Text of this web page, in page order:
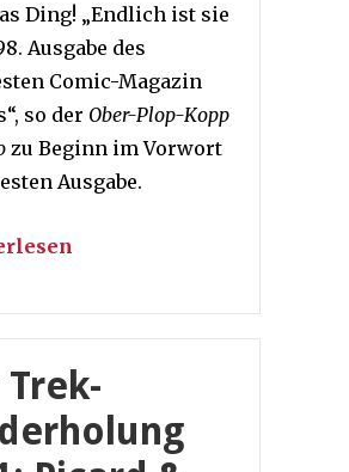
Ding! „Endlich ist sie
Ausgabe des
Comic-Magazin
so der Ober-Plop-Kopp
zu Beginn im Vorwort
Ausgabe.
Trek-